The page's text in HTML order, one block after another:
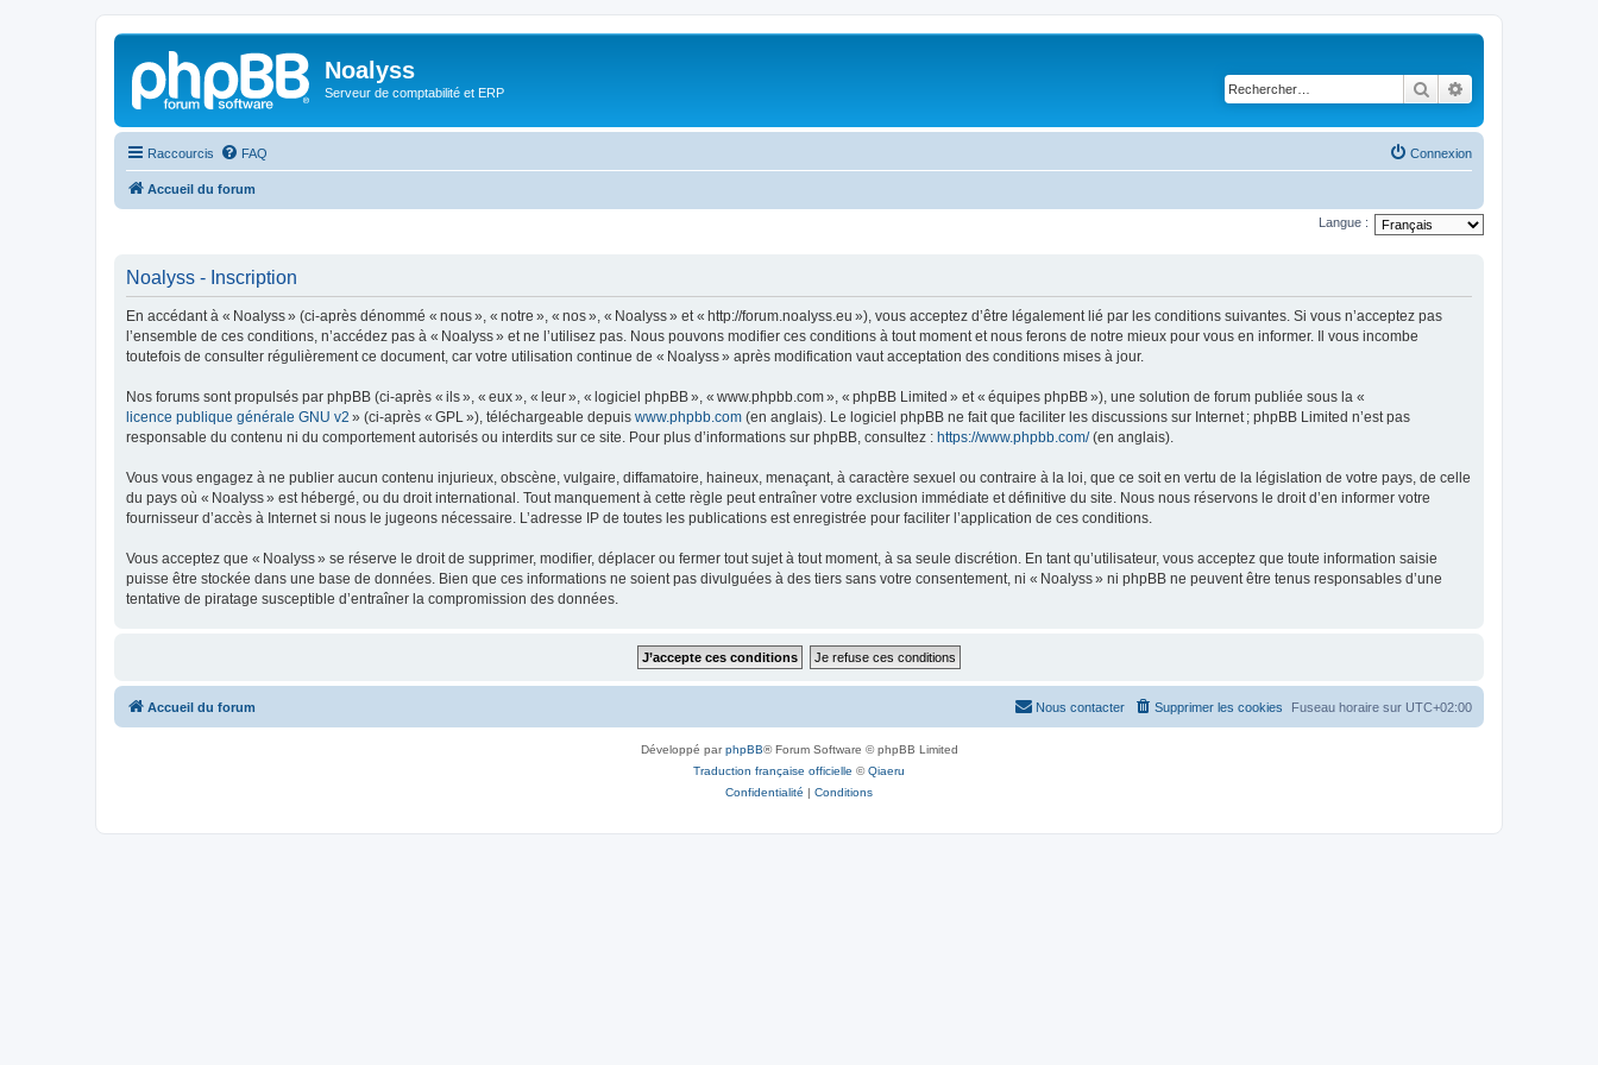
Noalyss
Serveur de comptabilité et ERP Rechercher
Raccourcis FAQ Connexion
Accueil du forum
Langue :
Noalyss - Inscription
En accédant à « Noalyss » (ci-après dénommé « nous », « notre », « nos », « Noalyss » et « http://forum.noalyss.eu »), vous acceptez d’être légalement lié par les conditions suivantes. Si vous n’acceptez pas
l’ensemble de ces conditions, n’accédez pas à « Noalyss » et ne l’utilisez pas. Nous pouvons modifier ces conditions à tout moment et nous ferons de notre mieux pour vous en informer. Il vous incombe
toutefois de consulter régulièrement ce document, car votre utilisation continue de « Noalyss » après modification vaut acceptation des conditions mises à jour.
Nos forums sont propulsés par phpBB (ci-après « ils », « eux », « leur », « logiciel phpBB », « www.phpbb.com », « phpBB Limited » et « équipes phpBB »), une solution de forum publiée sous la «
licence publique générale GNU v2 » (ci-après « GPL »), téléchargeable depuis www.phpbb.com (en anglais). Le logiciel phpBB ne fait que faciliter les discussions sur Internet ; phpBB Limited n’est pas
responsable du contenu ni du comportement autorisés ou interdits sur ce site. Pour plus d’informations sur phpBB, consultez : https://www.phpbb.com/(en anglais).
Vous vous engagez à ne publier aucun contenu injurieux, obscène, vulgaire, diffamatoire, haineux, menaçant, à caractère sexuel ou contraire à la loi, que ce soit en vertu de la législation de votre pays, de celle
du pays où « Noalyss » est hébergé, ou du droit international. Tout manquement à cette règle peut entraîner votre exclusion immédiate et définitive du site. Nous nous réservons le droit d’en informer votre
fournisseur d’accès à Internet si nous le jugeons nécessaire. L’adresse IP de toutes les publications est enregistrée pour faciliter l’application de ces conditions.
Vous acceptez que « Noalyss » se réserve le droit de supprimer, modifier, déplacer ou fermer tout sujet à tout moment, à sa seule discrétion. En tant qu’utilisateur, vous acceptez que toute information saisie
puisse être stockée dans une base de données. Bien que ces informations ne soient pas divulguées à des tiers sans votre consentement, ni « Noalyss » ni phpBB ne peuvent être tenus responsables d’une
tentative de piratage susceptible d’entraîner la compromission des données.
Accueil du forum Fuseau horaire sur UTC+02:00
Supprimer les cookies
Nous contacter
Développé parphpBB® Forum Software © phpBB Limited
Traduction française officielle ©Qiaeru
Confidentialité | Conditions